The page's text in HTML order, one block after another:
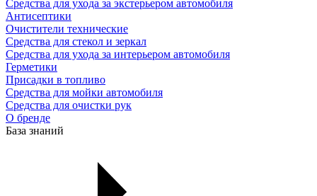
Средства для ухода за экстерьером автомобиля
Антисептики
Очистители технические
Средства для стекол и зеркал
Средства для ухода за интерьером автомобиля
Герметики
Присадки в топливо
Средства для мойки автомобиля
Средства для очистки рук
О бренде
База знаний